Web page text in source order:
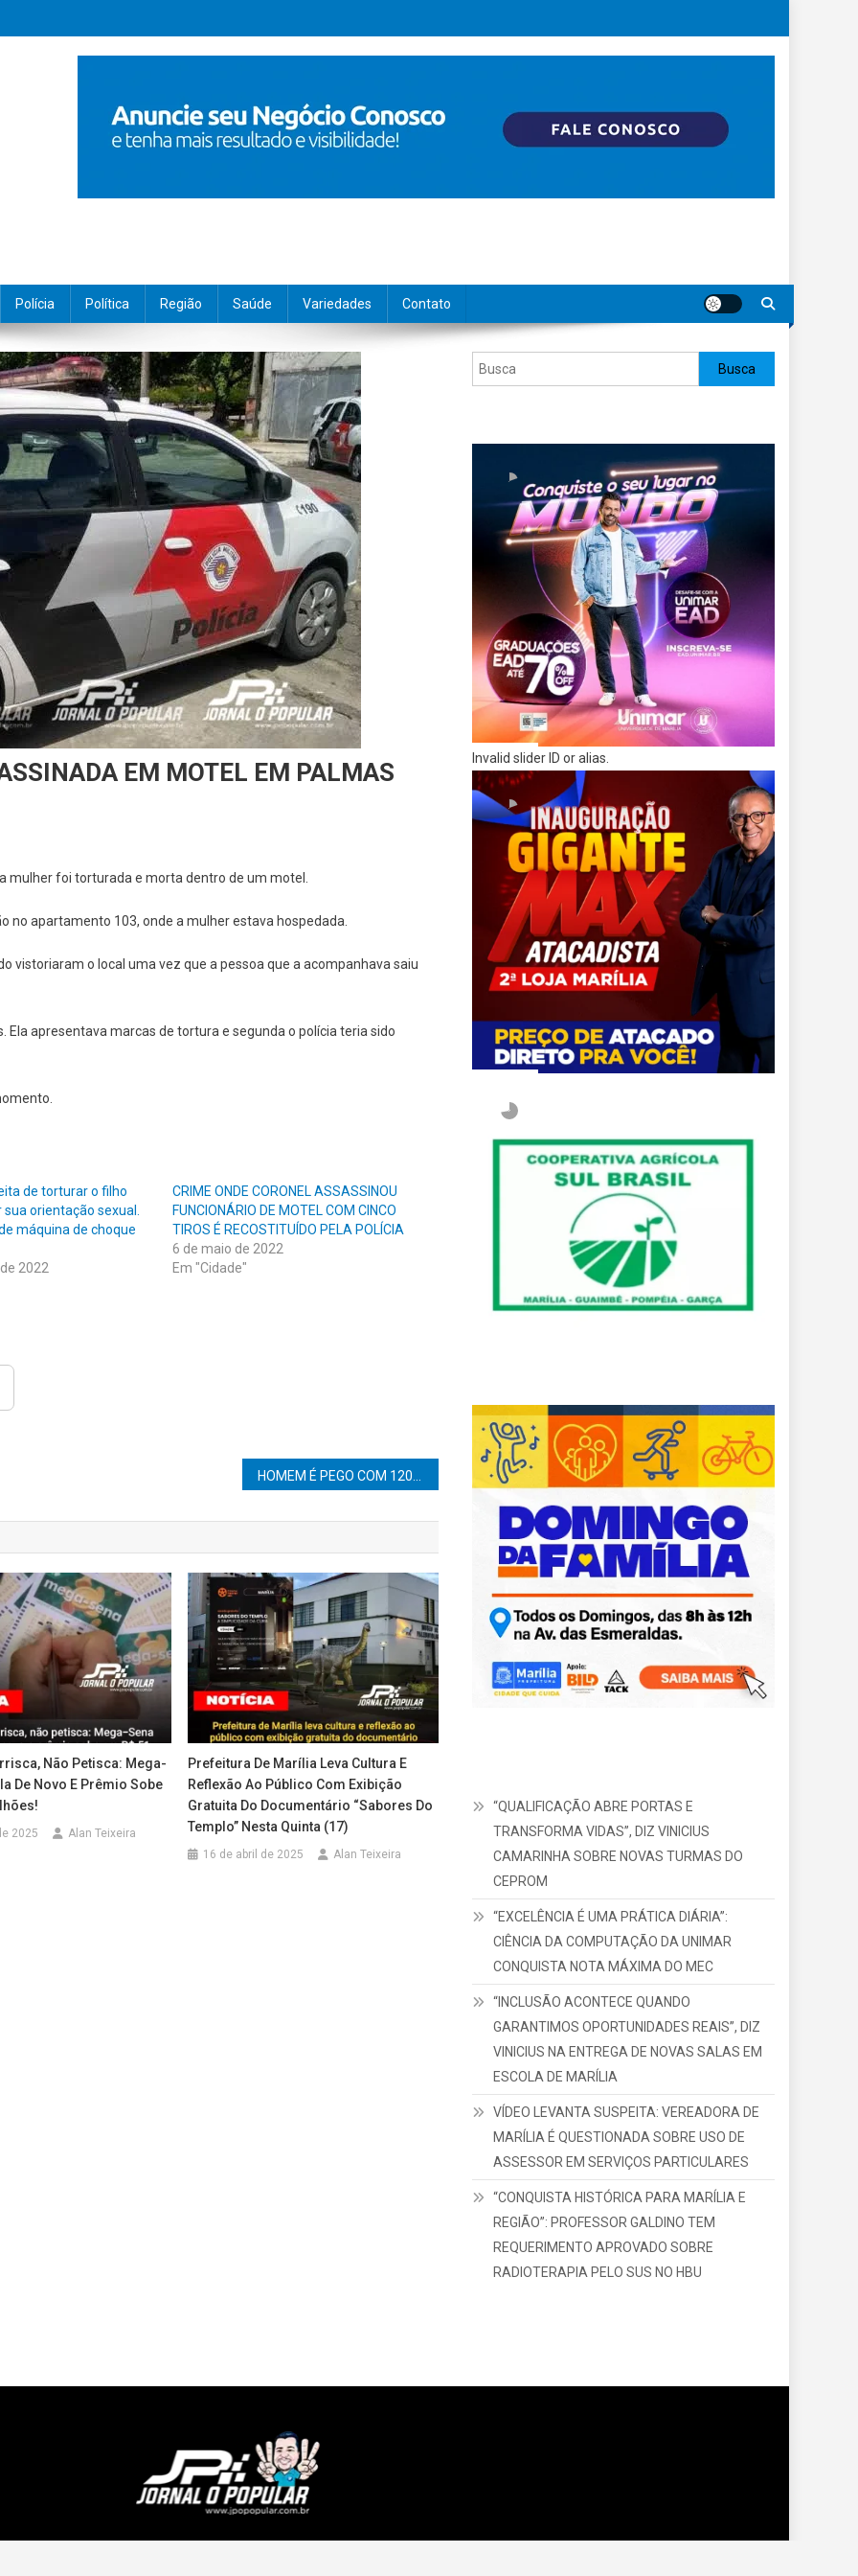
Polícia Política Região Saúde Variedades Contato
EM MOTEL EM PALMAS
mulher foi torturada e morta dentro de um motel.
no apartamento 103, onde a mulher estava hospedada.
vistoriaram o local uma vez que a pessoa que a acompanhava saiu
apresentava marcas de tortura e segunda o polícia teria sido
de torturar o filho
orientação sexual.
máquina de choque
2022
CRIME ONDE CORONEL ASSASSINOU
FUNCIONÁRIO DE MOTEL COM CINCO
TIROS É RECOSTITUÍDO PELA POLÍCIA
6 de maio de 2022
Em "Cidade"
Não Petisca: Mega-
De Novo E Prêmio Sobe
2025 Alan Teixeira
Prefeitura De Marília Leva Cultura E
Reflexão Ao Público Com Exibição
Gratuita Do Documentário “Sabores Do
Templo” Nesta Quinta (17)
16 de abril de 2025 Alan Teixeira
Pesquisar Busca
Invalid slider ID or alias.
“QUALIFICAÇÃO ABRE PORTAS E
TRANSFORMA VIDAS”, DIZ VINICIUS
CAMARINHA SOBRE NOVAS TURMAS DO
CEPROM
“EXCELÊNCIA É UMA PRÁTICA DIÁRIA”:
CIÊNCIA DA COMPUTAÇÃO DA UNIMAR
CONQUISTA NOTA MÁXIMA DO MEC
“INCLUSÃO ACONTECE QUANDO
GARANTIMOS OPORTUNIDADES REAIS”, DIZ
VINICIUS NA ENTREGA DE NOVAS SALAS EM
ESCOLA DE MARÍLIA
VÍDEO LEVANTA SUSPEITA: VEREADORA DE
MARÍLIA É QUESTIONADA SOBRE USO DE
ASSESSOR EM SERVIÇOS PARTICULARES
“CONQUISTA HISTÓRICA PARA MARÍLIA E
REGIÃO”: PROFESSOR GALDINO TEM
REQUERIMENTO APROVADO SOBRE
RADIOTERAPIA PELO SUS NO HBU